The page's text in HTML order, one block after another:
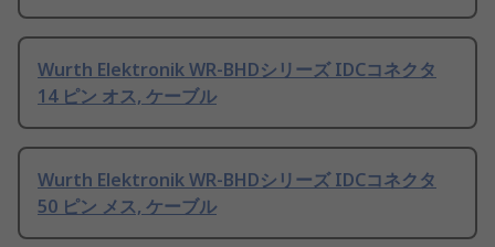
Wurth Elektronik WR-BHDシリーズ IDCコネクタ
14 ピン オス, ケーブル
Wurth Elektronik WR-BHDシリーズ IDCコネクタ
50 ピン メス, ケーブル